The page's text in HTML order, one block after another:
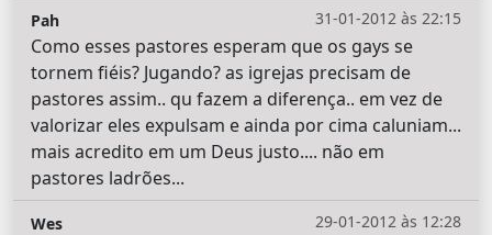
31-01-2012 às 22:15
Pah
Como esses pastores esperam que os gays se
tornem fiéis? Jugando? as igrejas precisam de
pastores assim.. qu fazem a diferença.. em vez de
valorizar eles expulsam e ainda por cima caluniam...
mais acredito em um Deus justo.... não em
pastores ladrões...
29-01-2012 às 12:28
Wes